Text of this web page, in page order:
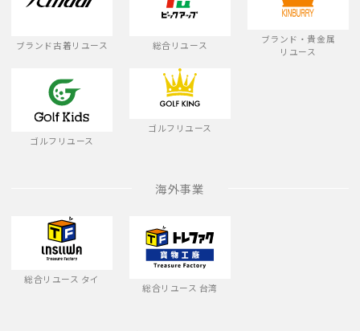
ブランド古着リユース 総合リユース
ブランド・貴金属
リユース
ゴルフリユース
ゴルフリユース
海外事業
総合リユース タイ
総合リユース 台湾